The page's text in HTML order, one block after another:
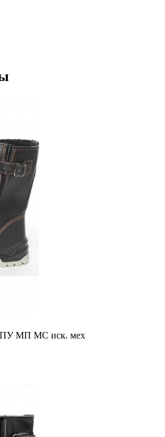
МП МС иск. мех